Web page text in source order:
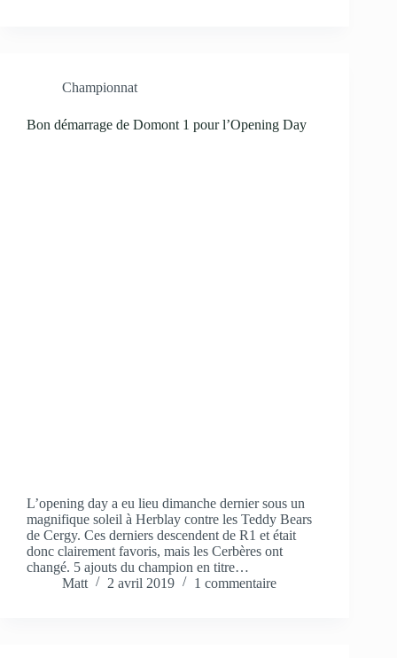
Championnat
Bon démarrage de Domont 1 pour l’Opening Day
L’opening day a eu lieu dimanche dernier sous un
magnifique soleil à Herblay contre les Teddy Bears
de Cergy. Ces derniers descendent de R1 et était
donc clairement favoris, mais les Cerbères ont
changé. 5 ajouts du champion en titre…
Matt
2 avril 2019 1 commentaire